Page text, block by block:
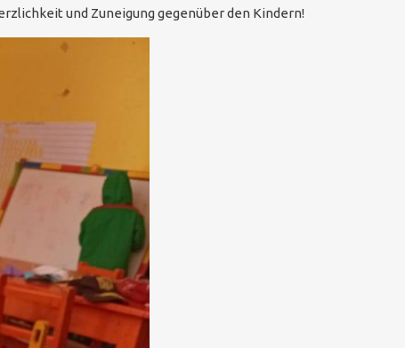
und Zuneigung gegenüber den Kindern!